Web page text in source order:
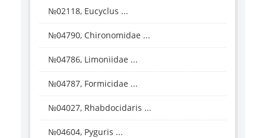
№02118, Eucyclus ...
№04790, Chironomidae ...
№04786, Limoniidae ...
№04787, Formicidae ...
№04027, Rhabdocidaris ...
№04604, Pyguris ...